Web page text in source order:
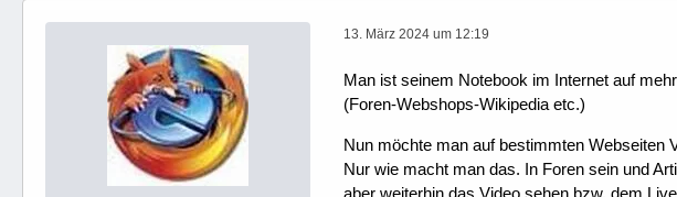
13. März 2024 um 12:19
Man ist seinem Notebook im Internet auf
(Foren-Webshops-Wikipedia etc.)
Nun möchte man auf bestimmten Webseiten
Nur wie macht man das. In Foren sein und
aber weiterhin das Video sehen bzw. dem